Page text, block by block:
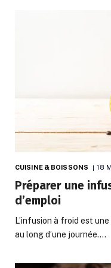
CUISINE & BOISSONS 18
Préparer une
d’emploi
L’infusion à froid est
au long d’une journée.…